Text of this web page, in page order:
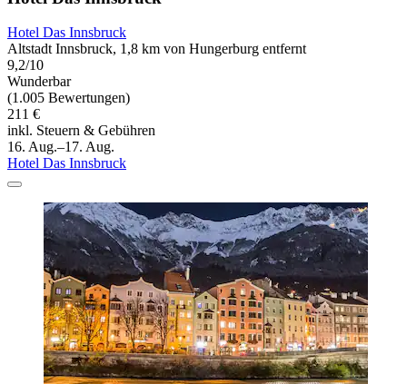
Hotel Das Innsbruck
Altstadt Innsbruck, 1,8 km von Hungerburg entfernt
9,2/10
Wunderbar
(1.005 Bewertungen)
211 €
inkl. Steuern & Gebühren
16. Aug.–17. Aug.
Hotel Das Innsbruck